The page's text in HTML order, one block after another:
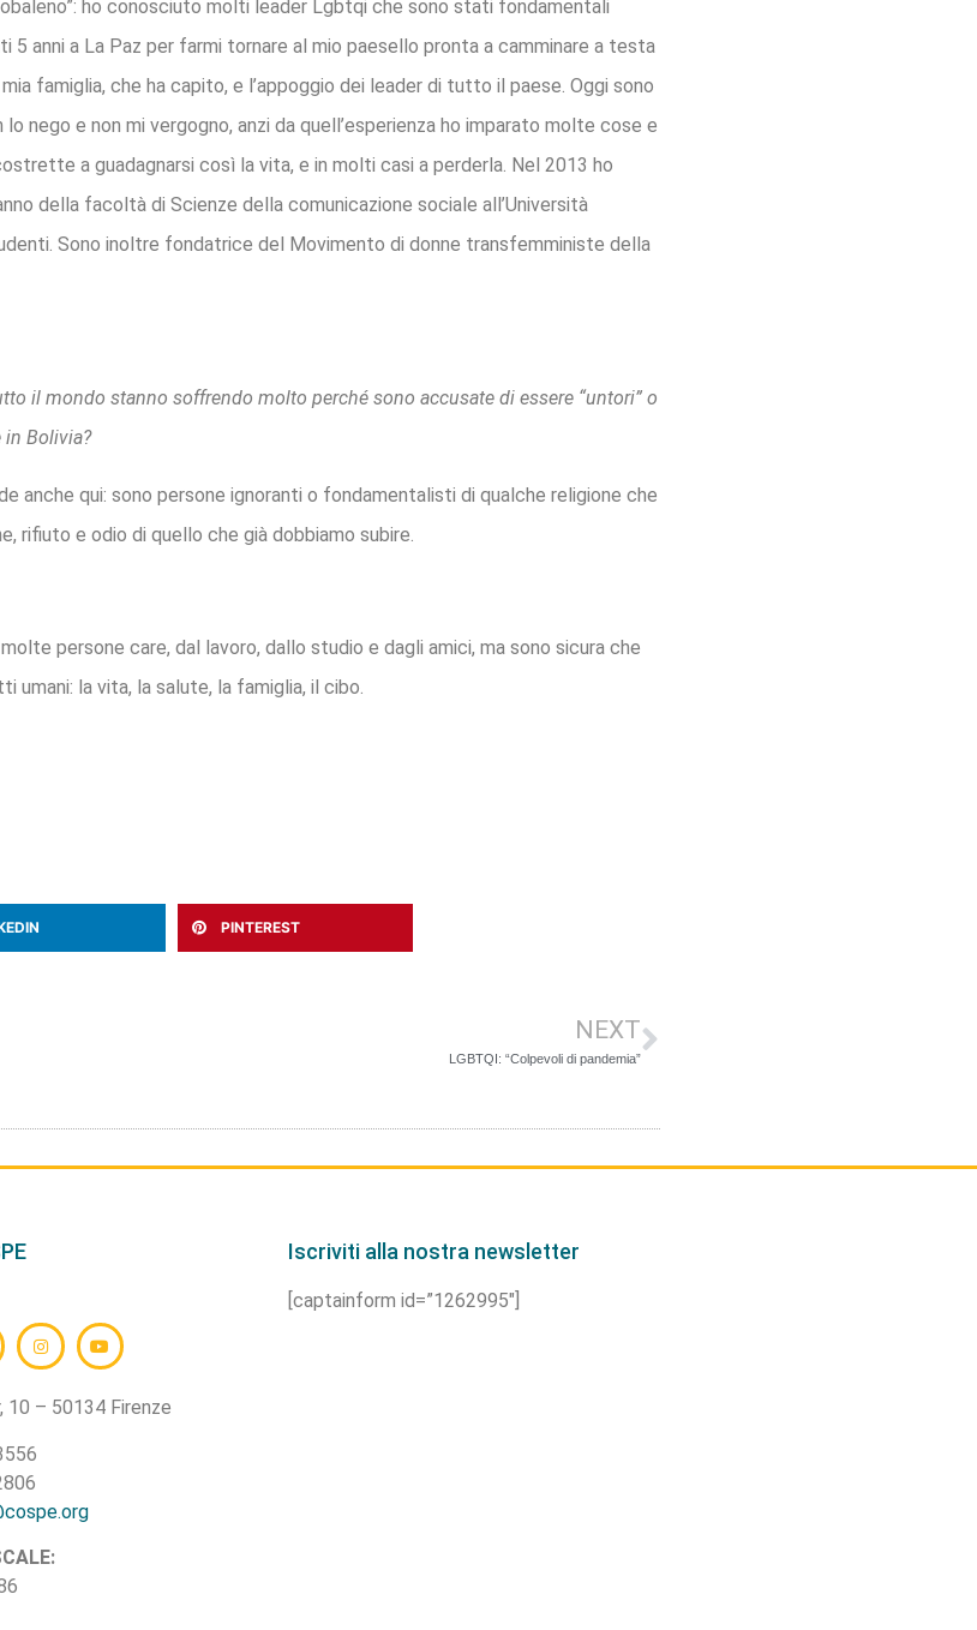
ho conosciuto molti leader Lgbtqi che sono stati fondamentali
anni a La Paz per farmi tornare al mio paesello pronta a camminare a testa
famiglia, che ha capito, e l’appoggio dei leader di tutto il paese. Oggi sono
nego e non mi vergogno, anzi da quell’esperienza ho imparato molte cose e
a guadagnarsi così la vita, e in molti casi a perderla. Nel 2013 ho
della facoltà di Scienze della comunicazione sociale all’Università
Sono inoltre fondatrice del Movimento di donne transfemministe della
il mondo stanno soffrendo molto perché sono accusate di essere “untori” o
in Bolivia?
anche qui: sono persone ignoranti o fondamentalisti di qualche religione che
rifiuto e odio di quello che già dobbiamo subire.
persone care, dal lavoro, dallo studio e dagli amici, ma sono sicura che
la vita, la salute, la famiglia, il cibo.
PINTEREST
NEXT
LGBTQI: “Colpevoli di pandemia”
10 – 50134 Firenze
Iscriviti alla nostra newsletter
[captainform id=”1262995″]